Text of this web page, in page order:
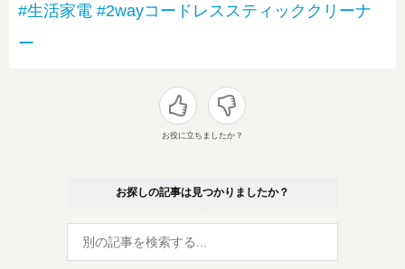
#生活家電 #2wayコードレススティッククリーナ
ー
お役に立ちましたか？
お探しの記事は見つかりましたか？